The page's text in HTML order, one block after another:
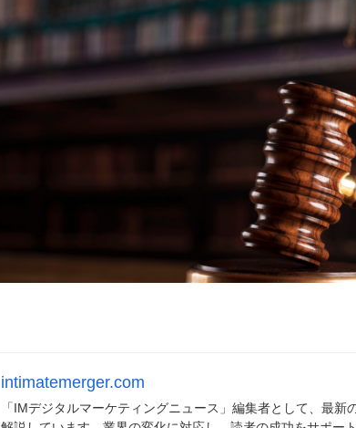
intimatemerger.com
「IMデジタルマーケティングニュース」編集者として、最新